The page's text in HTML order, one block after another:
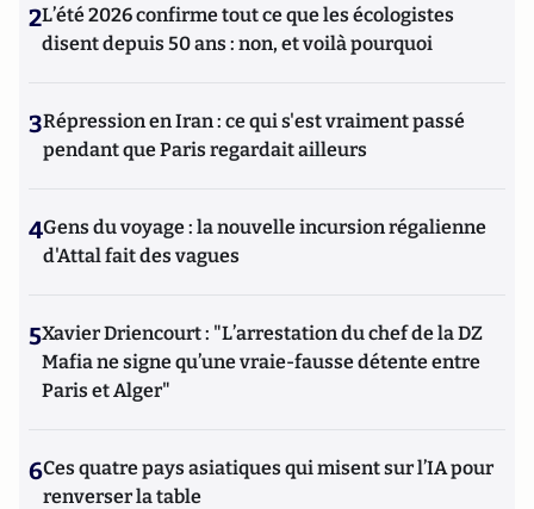
2L’été 2026 confirme tout ce que les écologistes
disent depuis 50 ans : non, et voilà pourquoi
3Répression en Iran : ce qui s'est vraiment passé
pendant que Paris regardait ailleurs
4Gens du voyage : la nouvelle incursion régalienne
d'Attal fait des vagues
5Xavier Driencourt : "L’arrestation du chef de la DZ
Mafia ne signe qu’une vraie-fausse détente entre
Paris et Alger"
6Ces quatre pays asiatiques qui misent sur l’IA pour
renverser la table